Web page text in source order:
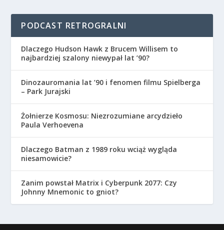
PODCAST RETROGRALNI
Dlaczego Hudson Hawk z Brucem Willisem to
najbardziej szalony niewypał lat ’90?
Dinozauromania lat ’90 i fenomen filmu Spielberga
– Park Jurajski
Żołnierze Kosmosu: Niezrozumiane arcydzieło
Paula Verhoevena
Dlaczego Batman z 1989 roku wciąż wygląda
niesamowicie?
Zanim powstał Matrix i Cyberpunk 2077: Czy
Johnny Mnemonic to gniot?